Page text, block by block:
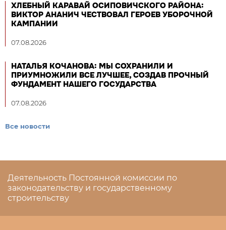
ХЛЕБНЫЙ КАРАВАЙ ОСИПОВИЧСКОГО РАЙОНА:
ВИКТОР АНАНИЧ ЧЕСТВОВАЛ ГЕРОЕВ УБОРОЧНОЙ
КАМПАНИИ
07.08.2026
НАТАЛЬЯ КОЧАНОВА: МЫ СОХРАНИЛИ И
ПРИУМНОЖИЛИ ВСЕ ЛУЧШЕЕ, СОЗДАВ ПРОЧНЫЙ
ФУНДАМЕНТ НАШЕГО ГОСУДАРСТВА
07.08.2026
Все новости
Деятельность Постоянной комиссии по
законодательству и государственному
строительству